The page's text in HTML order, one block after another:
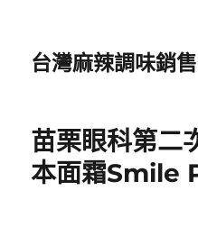
台灣麻辣調味銷
苗栗眼科第二
本面霜Smile